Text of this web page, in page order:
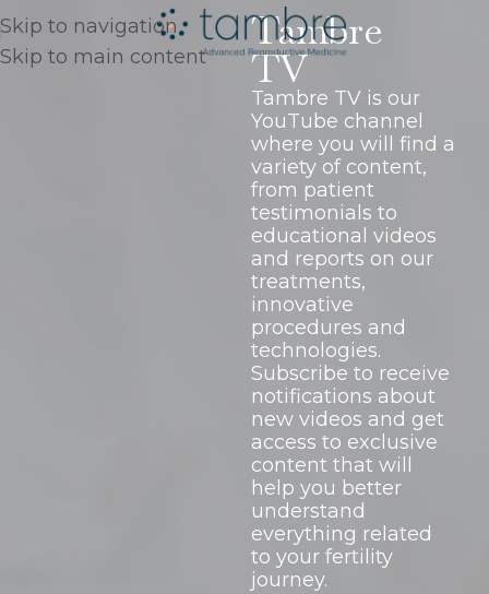
Skip to navigation
Skip to main content
Tambre
TV
Tambre TV is our
YouTube channel
where you will find a
variety of content,
from patient
testimonials to
educational videos
and reports on our
treatments,
innovative
procedures and
technologies.
Subscribe to receive
notifications about
new videos and get
access to exclusive
content that will
help you better
understand
everything related
to your fertility
journey.